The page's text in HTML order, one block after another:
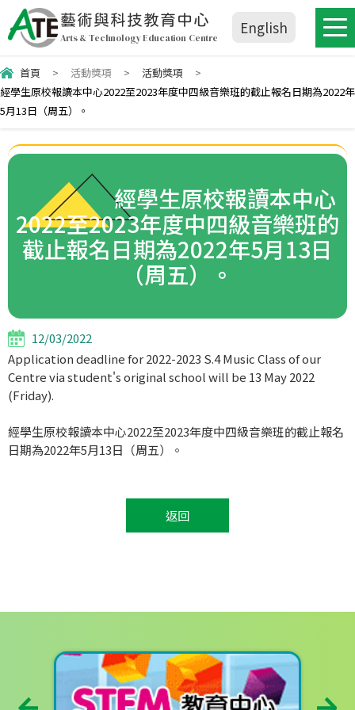
藝術與科技教育中心
Arts & Technology Education Centre
English
首頁 > 活動獎項 > 活動獎項
>
經學生原校報讀本中心2022至2023年度中四級音樂班的截止報名日期為2022年
5月13日（周五）。
經學生原校報讀本中心
2022至2023年度中四級音樂班的
截止報名日期為2022年5月13日
（周五）。
12/03/2022
Application deadline for 2022-2023 S.4 Music Class of our
Centre via student's original school will be 13 May 2022
(Friday).
經學生原校報讀本中心2022至2023年度中四級音樂班的截止報名
日期為2022年5月13日（周五）。
返回